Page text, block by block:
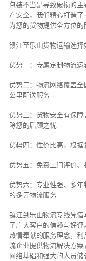
包装不当是导致破损的
产安全，我们精心打造
为您的货物提供全方位的
镇江至乐山货物运输选
优势一：专属定制物流
优势二：物流网络覆盖
公里配送服务
优势三：货物安全有保
除您的后顾之忧
优势四：性价比高，根
优势五：免费上门评价
优势六：专业性强、多
的多元物流服务
镇江到乐山物流专线凭借
了广大客户的信赖与好评。
热情奉献的服务理念，
流企业提供物流解决方
网络基础和强大的人员